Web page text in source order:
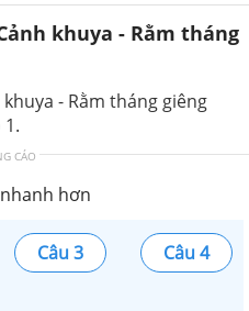
khuya - Rằm tháng
khuya - Rằm tháng giêng
CÁO
hơn
Câu 3
Câu 4